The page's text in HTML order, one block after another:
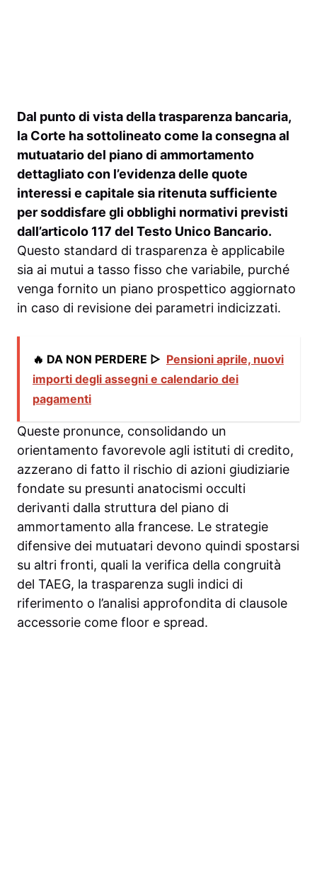
Dal punto di vista della trasparenza bancaria,
la Corte ha sottolineato come la consegna al
mutuatario del piano di ammortamento
dettagliato con l’evidenza delle quote
interessi e capitale sia ritenuta sufficiente
per soddisfare gli obblighi normativi previsti
dall’articolo 117 del Testo Unico Bancario.
Questo standard di trasparenza è applicabile
sia ai mutui a tasso fisso che variabile, purché
venga fornito un piano prospettico aggiornato
in caso di revisione dei parametri indicizzati.
🔥 DA NON PERDERE ▷ Pensioni aprile, nuovi
importi degli assegni e calendario dei
pagamenti
Queste pronunce, consolidando un
orientamento favorevole agli istituti di credito,
azzerano di fatto il rischio di azioni giudiziarie
fondate su presunti anatocismi occulti
derivanti dalla struttura del piano di
ammortamento alla francese. Le strategie
difensive dei mutuatari devono quindi spostarsi
su altri fronti, quali la verifica della congruità
del TAEG, la trasparenza sugli indici di
riferimento o l’analisi approfondita di clausole
accessorie come floor e spread.